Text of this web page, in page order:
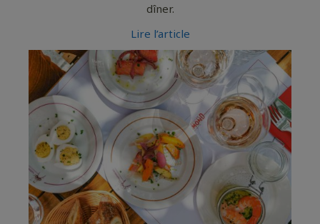
dîner.
Lire l’article